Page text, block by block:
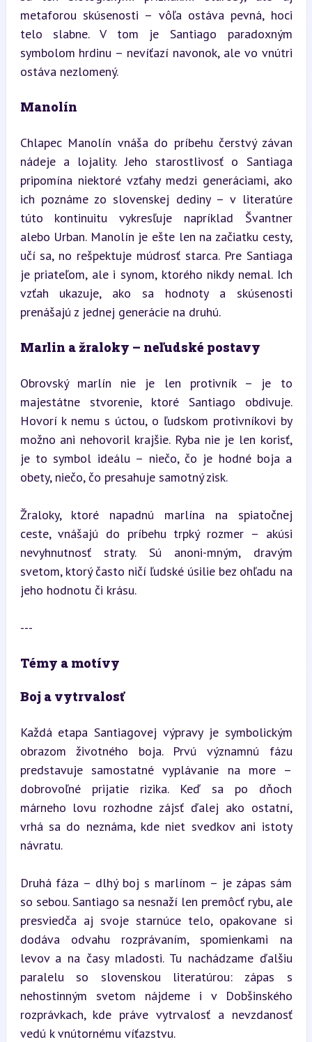
metaforou skúsenosti – vôľa ostáva pevná, hoci
telo slabne. V tom je Santiago paradoxným
symbolom hrdinu – nevíťazí navonok, ale vo vnútri
ostáva nezlomený.
Manolín
Chlapec Manolín vnáša do príbehu čerstvý závan
nádeje a lojality. Jeho starostlivosť o Santiaga
pripomína niektoré vzťahy medzi generáciami, ako
ich poznáme zo slovenskej dediny – v literatúre
túto kontinuitu vykresľuje napríklad Švantner
alebo Urban. Manolín je ešte len na začiatku cesty,
učí sa, no rešpektuje múdrosť starca. Pre Santiaga
je priateľom, ale i synom, ktorého nikdy nemal. Ich
vzťah ukazuje, ako sa hodnoty a skúsenosti
prenášajú z jednej generácie na druhú.
Marlin a žraloky – neľudské postavy
Obrovský marlín nie je len protivník – je to
majestátne stvorenie, ktoré Santiago obdivuje.
Hovorí k nemu s úctou, o ľudskom protivníkovi by
možno ani nehovoril krajšie. Ryba nie je len korisť,
je to symbol ideálu – niečo, čo je hodné boja a
obety, niečo, čo presahuje samotný zisk.
Žraloky, ktoré napadnú marlína na spiatočnej
ceste, vnášajú do príbehu trpký rozmer – akúsi
nevyhnutnosť straty. Sú anoni-mným, dravým
svetom, ktorý často ničí ľudské úsilie bez ohľadu na
jeho hodnotu či krásu.
---
Témy a motívy
Boj a vytrvalosť
Každá etapa Santiagovej výpravy je symbolickým
obrazom životného boja. Prvú významnú fázu
predstavuje samostatné vyplávanie na more –
dobrovoľné prijatie rizika. Keď sa po dňoch
márneho lovu rozhodne zájsť ďalej ako ostatní,
vrhá sa do neznáma, kde niet svedkov ani istoty
návratu.
Druhá fáza – dlhý boj s marlínom – je zápas sám
so sebou. Santiago sa nesnaží len premôcť rybu, ale
presviedča aj svoje starnúce telo, opakovane si
dodáva odvahu rozprávaním, spomienkami na
levov a na časy mladosti. Tu nachádzame ďalšiu
paralelu so slovenskou literatúrou: zápas s
nehostinným svetom nájdeme i v Dobšinského
rozprávkach, kde práve vytrvalosť a nevzdanosť
vedú k vnútornému víťazstvu.